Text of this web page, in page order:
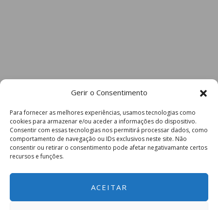
Gerir o Consentimento
Para fornecer as melhores experiências, usamos tecnologias como
cookies para armazenar e/ou aceder a informações do dispositivo.
Consentir com essas tecnologias nos permitirá processar dados, como
comportamento de navegação ou IDs exclusivos neste site. Não
consentir ou retirar o consentimento pode afetar negativamante certos
recursos e funções.
ACEITAR